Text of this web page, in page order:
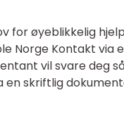
for øyeblikkelig
Norge Kontakt via
vil svare deg
skriftlig